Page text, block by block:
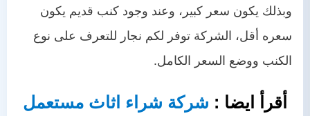
وبذلك يكون سعر كبير، وعند وجود كنب قديم يكون
سعره أقل، الشركة توفر لكم نجار للتعرف على نوع
الكنب ووضع السعر الكامل.
أقرأ ايضا : شركة شراء اثاث مستعمل